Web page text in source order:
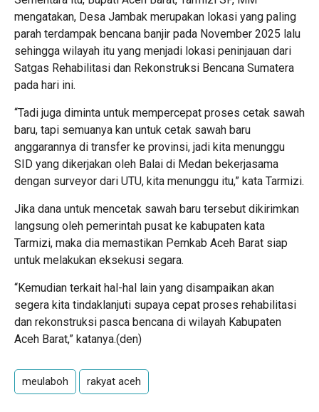
mengatakan, Desa Jambak merupakan lokasi yang paling
parah terdampak bencana banjir pada November 2025 lalu
sehingga wilayah itu yang menjadi lokasi peninjauan dari
Satgas Rehabilitasi dan Rekonstruksi Bencana Sumatera
pada hari ini.
“Tadi juga diminta untuk mempercepat proses cetak sawah
baru, tapi semuanya kan untuk cetak sawah baru
anggarannya di transfer ke provinsi, jadi kita menunggu
SID yang dikerjakan oleh Balai di Medan bekerjasama
dengan surveyor dari UTU, kita menunggu itu,” kata Tarmizi.
Jika dana untuk mencetak sawah baru tersebut dikirimkan
langsung oleh pemerintah pusat ke kabupaten kata
Tarmizi, maka dia memastikan Pemkab Aceh Barat siap
untuk melakukan eksekusi segara.
“Kemudian terkait hal-hal lain yang disampaikan akan
segera kita tindaklanjuti supaya cepat proses rehabilitasi
dan rekonstruksi pasca bencana di wilayah Kabupaten
Aceh Barat,” katanya.(den)
meulaboh rakyat aceh